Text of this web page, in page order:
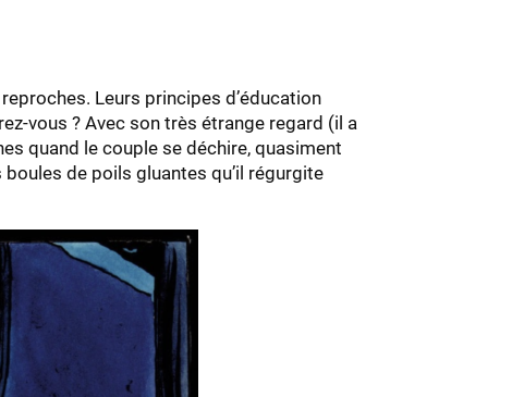
Leurs principes d’éducation
vous ? Avec son très étrange regard (il a
quand le couple se déchire, quasiment
de poils gluantes qu’il régurgite